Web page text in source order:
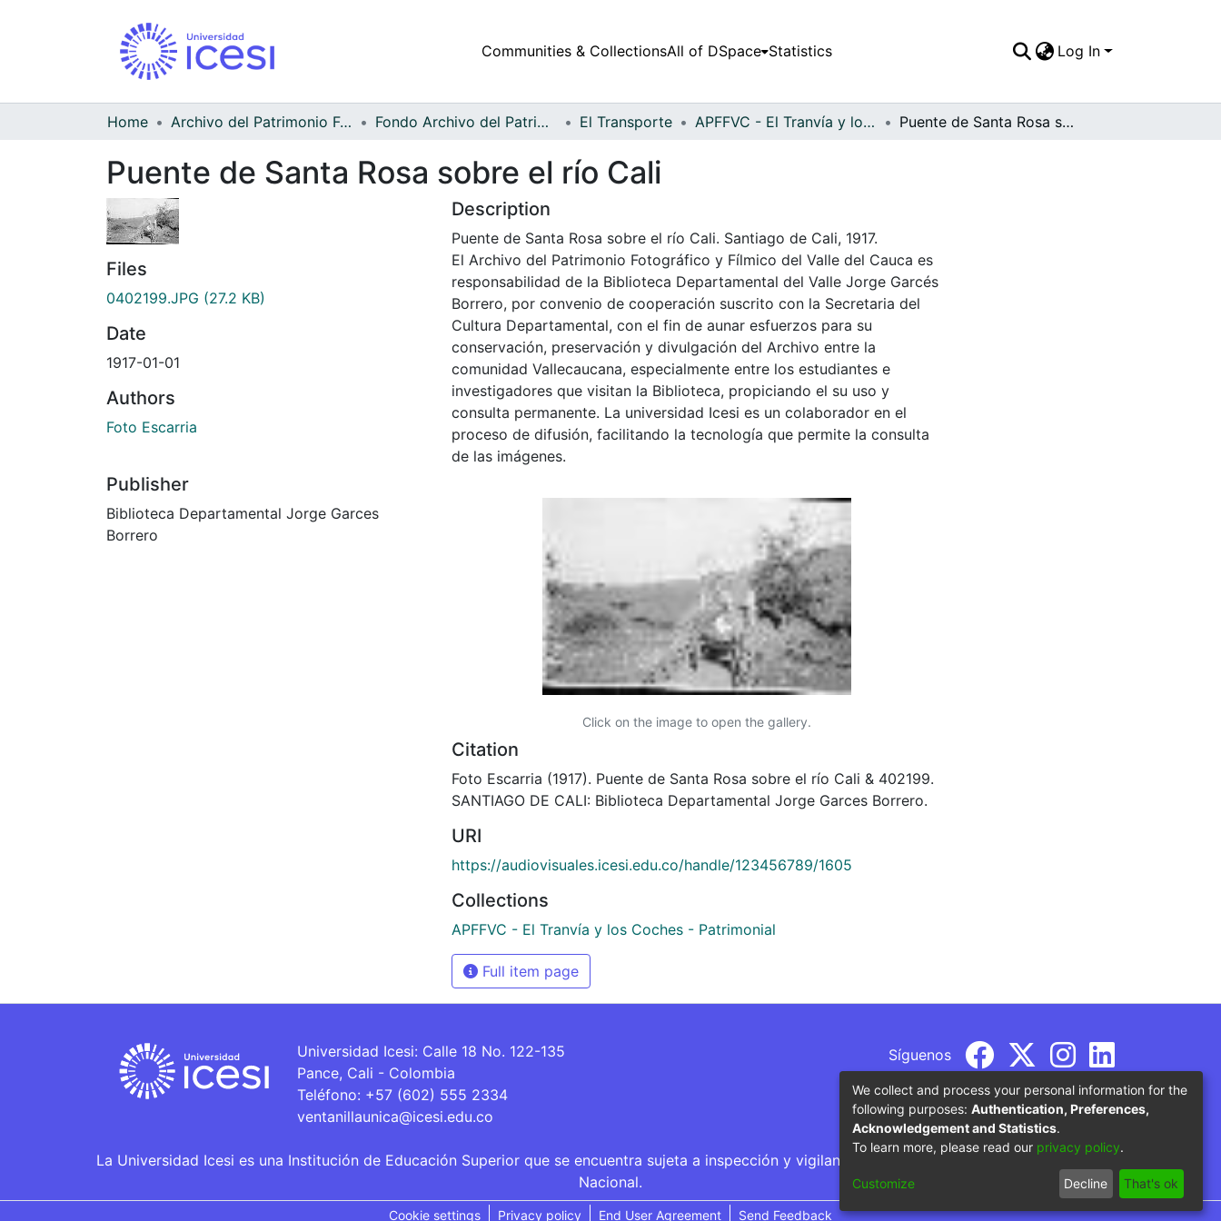
Communities & CollectionsAll of DSpace Statistics Log In
Home Archivo del Patrimonio Fotográfico y Fílmico del Valle del Cauca Fondo Archivo del Patrimonio Fotográfico y Fílmico del Valle del Cauca El Transporte APFFVC - El Tranvía y los Coches - Patrimonial Puente de Santa Rosa sobre el río Cali
Puente de Santa Rosa sobre el río Cali
Files
0402199.JPG (27.2 KB)
Date
1917-01-01
Authors
Foto Escarria
Publisher
Biblioteca Departamental Jorge Garces
Borrero
Description
Puente de Santa Rosa sobre el río Cali. Santiago de Cali, 1917.
El Archivo del Patrimonio Fotográfico y Fílmico del Valle del Cauca es
responsabilidad de la Biblioteca Departamental del Valle Jorge Garcés
Borrero, por convenio de cooperación suscrito con la Secretaria del
Cultura Departamental, con el fin de aunar esfuerzos para su
conservación, preservación y divulgación del Archivo entre la
comunidad Vallecaucana, especialmente entre los estudiantes e
investigadores que visitan la Biblioteca, propiciando el su uso y
consulta permanente. La universidad Icesi es un colaborador en el
proceso de difusión, facilitando la tecnología que permite la consulta
de las imágenes.
Click on the image to open the gallery.
Citation
Foto Escarria (1917). Puente de Santa Rosa sobre el río Cali & 402199.
SANTIAGO DE CALI: Biblioteca Departamental Jorge Garces Borrero.
URI
https://audiovisuales.icesi.edu.co/handle/123456789/1605
Collections
APFFVC - El Tranvía y los Coches - Patrimonial
Full item page
Universidad Icesi: Calle 18 No. 122-135
Pance, Cali - Colombia
Teléfono: +57 (602) 555 2334
ventanillaunica@icesi.edu.co
Síguenos
La Universidad Icesi es una Institución de Educación Superior que se encuentra sujeta a inspección y vigilancia por parte del Ministerio de Educación
Nacional.
Cookie settings Privacy policy End User Agreement Send Feedback
We collect and process your personal information for the
following purposes: Authentication, Preferences,
Acknowledgement and Statistics.
To learn more, please read our privacy policy.
Customize Decline That's ok